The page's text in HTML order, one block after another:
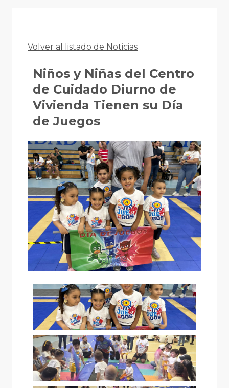
Volver al listado de Noticias
Niños y Niñas del Centro
de Cuidado Diurno de
Vivienda Tienen su Día
de Juegos